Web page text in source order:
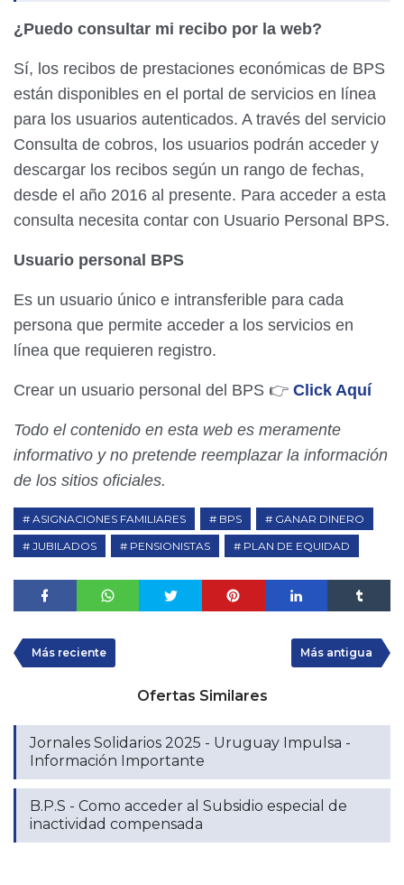
¿Puedo consultar mi recibo por la web?
Sí, los recibos de prestaciones económicas de BPS
están disponibles en el portal de servicios en línea
para los usuarios autenticados. A través del servicio
Consulta de cobros, los usuarios podrán acceder y
descargar los recibos según un rango de fechas,
desde el año 2016 al presente. Para acceder a esta
consulta necesita contar con Usuario Personal BPS.
Usuario personal BPS
Es un usuario único e intransferible para cada
persona que permite acceder a los servicios en
línea que requieren registro.
Crear un usuario personal del BPS 👉 Click Aquí
Todo el contenido en esta web es meramente
informativo y no pretende reemplazar la información
de los sitios oficiales.
ASIGNACIONES FAMILIARES BPS
GANAR DINERO
JUBILADOS
PENSIONISTAS PLAN DE EQUIDAD
Más reciente Más antigua
Ofertas Similares
Jornales Solidarios 2025 - Uruguay Impulsa -
Información Importante
B.P.S - Como acceder al Subsidio especial de
inactividad compensada